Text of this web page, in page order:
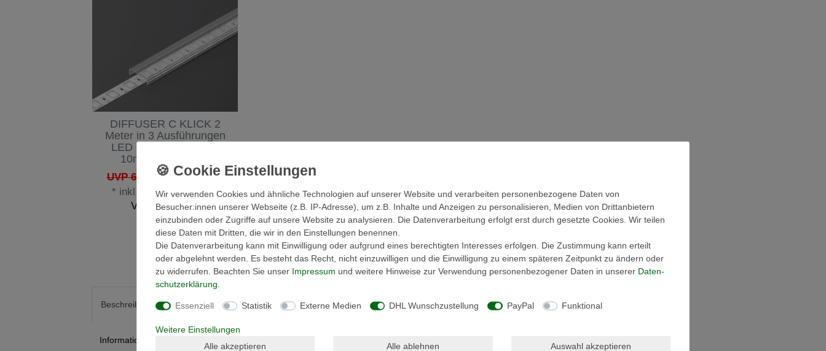
DIFFUSER C KLICK 2
Meter in 3 Ausführungen
LED Profil Abdeckung
10mm LED Profile
UVP 6,28 € ab 4,50 € *
* inkl. ges. MwSt.zzgl.
Versandkosten
Beschreibung Technische Daten Weitere Details
Informationen zur Produktsicherheit
Wir verwenden Cookies und ähnliche Technologien auf unserer Website und verarbeiten personenbezogene Daten von
Besucher:innen unserer Webseite (z.B. IP-Adresse), um z.B. Inhalte und Anzeigen zu personalisieren, Medien von Drittanbietern
einzubinden oder Zugriffe auf unsere Website zu analysieren. Die Datenverarbeitung erfolgt erst durch gesetzte Cookies. Wir teilen
diese Daten mit Dritten, die wir in den Einstellungen benennen.
Die Datenverarbeitung kann mit Einwilligung oder aufgrund eines berechtigten Interesses erfolgen. Die Zustimmung kann erteilt
oder abgelehnt werden. Es besteht das Recht, nicht einzuwilligen und die Einwilligung zu einem späteren Zeitpunkt zu ändern oder
zu widerrufen. Beachten Sie unser Impressum und weitere Hinweise zur Verwendung personenbezogener Daten in unserer Daten­
schutz­erklärung
Essenziell Statistik Externe Medien DHL Wunschzustellung PayPal Funktional
Weitere Einstellungen
Alle akzeptieren
Alle ablehnen Auswahl akzeptieren